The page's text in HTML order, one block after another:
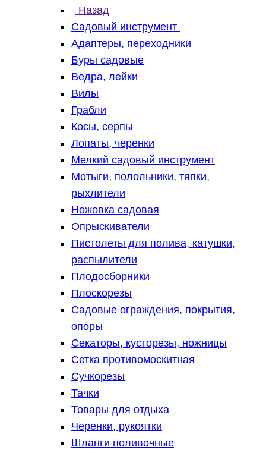
Назад
Садовый инструмент
Адаптеры, переходники
Буры садовые
Ведра, лейки
Вилы
Грабли
Косы, серпы
Лопаты, черенки
Мелкий садовый инструмент
Мотыги, полольники, тяпки,
рыхлители
Ножовка садовая
Опрыскиватели
Пистолеты для полива, катушки,
распылители
Плодосборники
Плоскорезы
Садовые ограждения, покрытия,
опоры
Секаторы, кусторезы, ножницы
Сетка противомоскитная
Сучкорезы
Тачки
Товары для отдыха
Черенки, рукоятки
Шланги поливочные